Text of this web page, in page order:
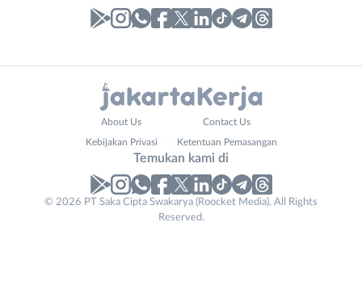
No. Telp /
About Us Contact Us
Kebijakan Privasi Ketentuan Pemasangan
Temukan kami di
© 2026 PT Saka Cipta Swakarya (Roocket Media). All Rights
Reserved.